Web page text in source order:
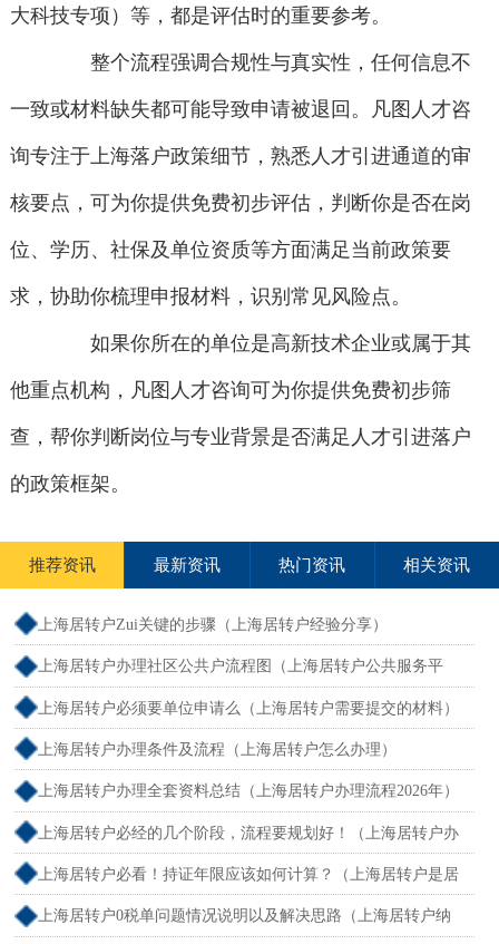
大科技专项）等，都是评估时的重要参考。
整个流程强调合规性与真实性，任何信息不
一致或材料缺失都可能导致申请被退回。凡图人才咨
询专注于上海落户政策细节，熟悉人才引进通道的审
核要点，可为你提供免费初步评估，判断你是否在岗
位、学历、社保及单位资质等方面满足当前政策要
求，协助你梳理申报材料，识别常见风险点。
如果你所在的单位是高新技术企业或属于其
他重点机构，凡图人才咨询可为你提供免费初步筛
查，帮你判断岗位与专业背景是否满足人才引进落户
的政策框架。
推荐资讯 最新资讯 热门资讯 相关资讯
上海居转户Zui关键的步骤（上海居转户经验分享）
上海居转户办理社区公共户流程图（上海居转户公共服务平
台）
上海居转户必须要单位申请么（上海居转户需要提交的材料）
上海居转户办理条件及流程（上海居转户怎么办理）
上海居转户办理全套资料总结（上海居转户办理流程2026年）
上海居转户必经的几个阶段，流程要规划好！（上海居转户办
理流程 知乎）
上海居转户必看！持证年限应该如何计算？（上海居转户是居
住证满7年还是积分满7年）
上海居转户0税单问题情况说明以及解决思路（上海居转户纳